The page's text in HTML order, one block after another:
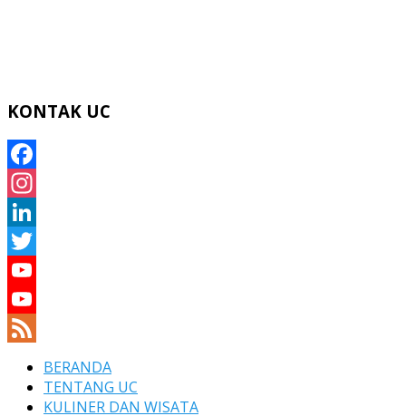
KONTAK UC
Facebook
Instagram
LinkedIn
Twitter
YouTube
YouTube
ChannelBERANDA
TENTANG UC
KULINER DAN WISATA